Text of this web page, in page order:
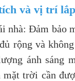
và vị trí
nhà: Đảm bảo
rộng và
ánh sáng
mặt trời cần